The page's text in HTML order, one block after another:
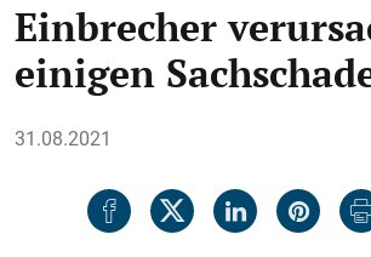
Einbrecher
einigen
31.08.2021